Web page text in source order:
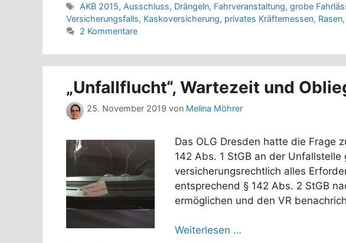
Schlagwörter
AKB 2015,Ausschluss, Drängeln, Fahrveranstaltung,grobe
Versicherungsfalls, Kaskoversicherung, privates Kräftemessen, Rasen,
2 Kommentare
„Unfallflucht“, Wartezeit und
25. November 2019 von Melina Möhrer
Das OLG Dresden hatte die Frage
142 Abs. 1 StGB an der
versicherungsrechtlich alles
entsprechend § 142 Abs. 2 StGB
ermöglichen und den VR
Weiterlesen …